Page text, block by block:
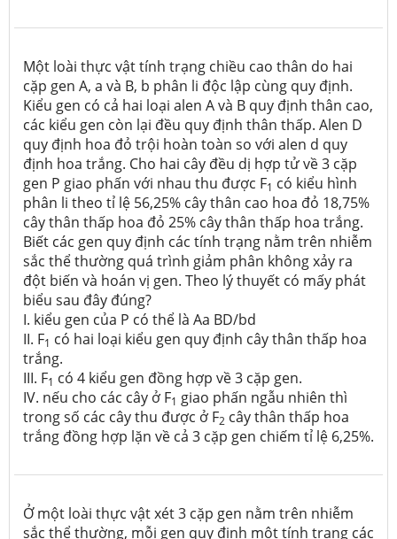
Một loài thực vật tính trạng chiều cao thân do hai
cặp gen A, a và B, b phân li độc lập cùng quy định.
Kiểu gen có cả hai loại alen A và B quy định thân cao,
các kiểu gen còn lại đều quy định thân thấp. Alen D
quy định hoa đỏ trội hoàn toàn so với alen d quy
định hoa trắng. Cho hai cây đều dị hợp tử về 3 cặp
gen P giao phấn với nhau thu được F1 có kiểu hình
phân li theo tỉ lệ 56,25% cây thân cao hoa đỏ 18,75%
cây thân thấp hoa đỏ 25% cây thân thấp hoa trắng.
Biết các gen quy định các tính trạng nằm trên nhiễm
sắc thể thường quá trình giảm phân không xảy ra
đột biến và hoán vị gen. Theo lý thuyết có mấy phát
biểu sau đây đúng?
I. kiểu gen của P có thể là Aa BD/bd
II. F1 có hai loại kiểu gen quy định cây thân thấp hoa
trắng.
III. F1 có 4 kiểu gen đồng hợp về 3 cặp gen.
IV. nếu cho các cây ở F1 giao phấn ngẫu nhiên thì
trong số các cây thu được ở F2 cây thân thấp hoa
trắng đồng hợp lặn về cả 3 cặp gen chiếm tỉ lệ 6,25%.
Ở một loài thực vật xét 3 cặp gen nằm trên nhiễm
sắc thể thường, mỗi gen quy định một tính trạng các